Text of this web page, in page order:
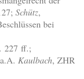
Schütz,
bei
227 ff.;
a.A.Kaulbach, ZHR